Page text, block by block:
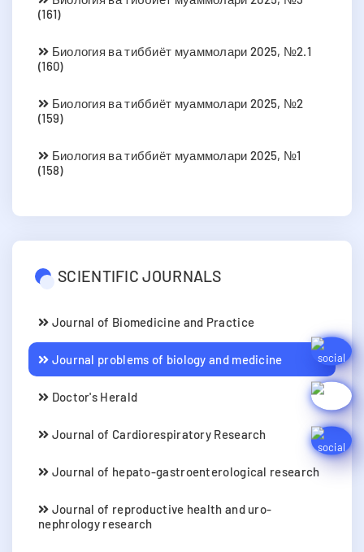
(161)
Биология ва тиббиёт муаммолари 2025, №2.1
(160)
Биология ва тиббиёт муаммолари 2025, №2
(159)
Биология ва тиббиёт муаммолари 2025, №1
(158)
SCIENTIFIC JOURNALS
Journal of Biomedicine and Practice
Journal problems of biology and medicine
Doctor's Herald
Journal of Cardiorespiratory Research
Journal of hepato-gastroenterological research
Journal of reproductive health and uro-
nephrology research